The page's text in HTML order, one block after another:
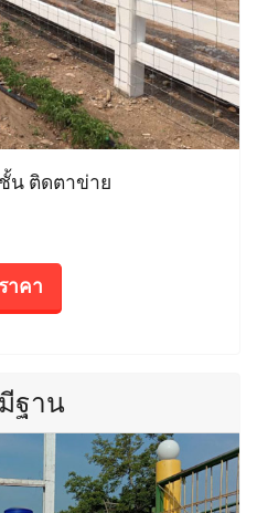
ชั้น ติดตาข่าย
าคา
ฐาน